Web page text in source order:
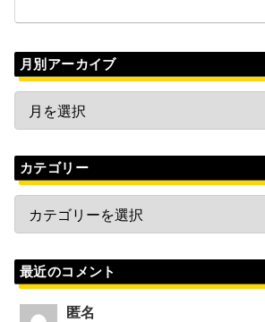
月別アーカイブ
カテゴリー
最近のコメント
匿名